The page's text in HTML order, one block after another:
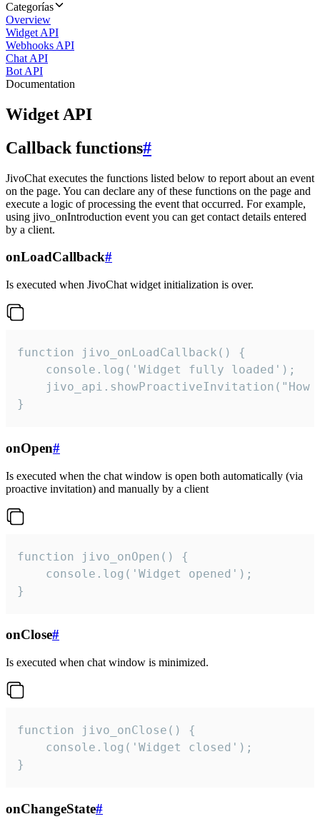
Categorías
Overview
Widget API
Webhooks API
Chat API
Bot API
Documentation
Widget API
Callback functions#
JivoChat executes the functions listed below to report about an event
on the page. You can declare any of these functions on the page and
execute a logic of processing the event that occurred. For example,
using jivo_onIntroduction event you can get contact details entered
by a client.
onLoadCallback#
Is executed when JivoChat widget initialization is over.
function jivo_onLoadCallback() {
    console.log('Widget fully loaded');
jivo_api.showProactiveInvitation("How
}
onOpen#
Is executed when the chat window is open both automatically (via
proactive invitation) and manually by a client
function jivo_onOpen() {
    console.log('Widget opened');
}
onClose#
Is executed when chat window is minimized.
function jivo_onClose() {
    console.log('Widget closed');
}
onChangeState#